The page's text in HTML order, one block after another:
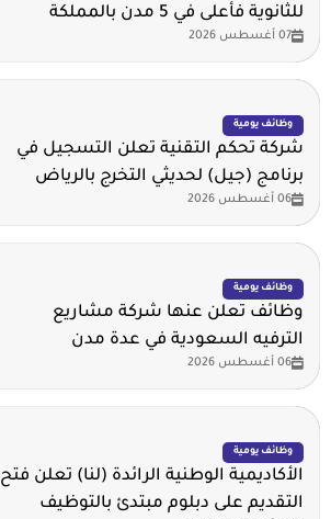
للثانوية فأعلى في 5 مدن بالمملكة
07 أغسطس 2026
وظائف يومية
شركة تحكم التقنية تعلن التسجيل في
برنامج (جيل) لحديثي التخرج بالرياض
06 أغسطس 2026
وظائف يومية
وظائف تعلن عنها شركة مشاريع
الترفيه السعودية في عدة مدن
06 أغسطس 2026
وظائف يومية
الأكاديمية الوطنية الرائدة (لنا) تعلن فتح
التقديم على دبلوم مبتدئ بالتوظيف